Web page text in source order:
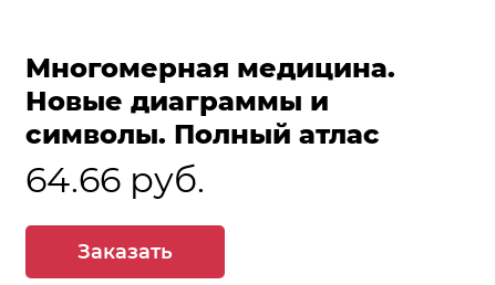
Многомерная медицина.
Новые диаграммы и
символы. Полный атлас
64.66 руб.
Заказать